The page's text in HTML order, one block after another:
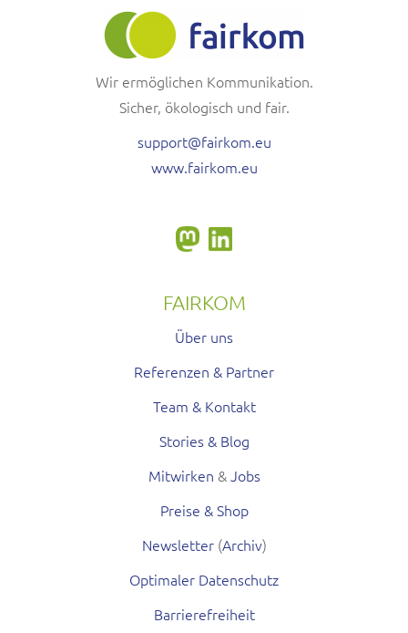
Wir ermöglichen Kommunikation.
Sicher, ökologisch und fair.
support@fairkom.eu
www.fairkom.eu
FAIRKOM
Über uns
Referenzen & Partner
Team & Kontakt
Stories & Blog
Mitwirken &Jobs
Preise & Shop
Newsletter(Archiv)
Optimaler Datenschutz
Barrierefreiheit